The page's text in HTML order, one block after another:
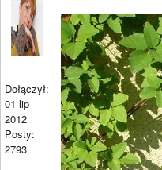
Dołączył:
01 lip
2012
Posty:
2793